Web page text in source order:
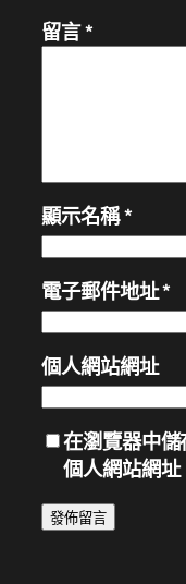
留言*
顯示名稱*
電子郵件地址*
個人網站網址
在瀏覽器中儲
個人網站網址